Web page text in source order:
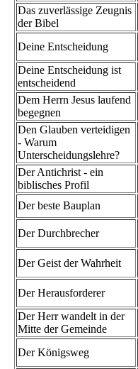
Das zuverlässige Zeugnis
der Bibel
Deine Entscheidung
Deine Entscheidung ist
entscheidend
Dem Herrn Jesus laufend
begegnen
Den Glauben verteidigen
- Warum
Unterscheidungslehre?
Der Antichrist - ein
biblisches Profil
Der beste Bauplan
Der Durchbrecher
Der Geist der Wahrheit
Der Herausforderer
Der Herr wandelt in der
Mitte der Gemeinde
Der Königsweg